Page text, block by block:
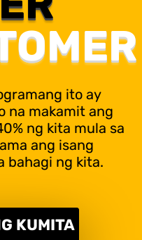
ito ay
na makamit ang
ng kita mula sa
ang isang
bahagi ng kita.
KUMITA